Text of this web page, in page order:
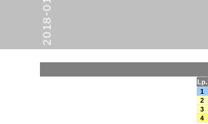
Lp.
1
2
3
4